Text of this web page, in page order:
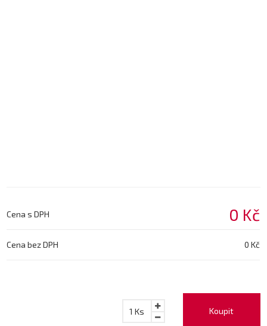
Cena s DPH 0 Kč
Cena bez DPH 0 Kč
Koupit
1 Ks